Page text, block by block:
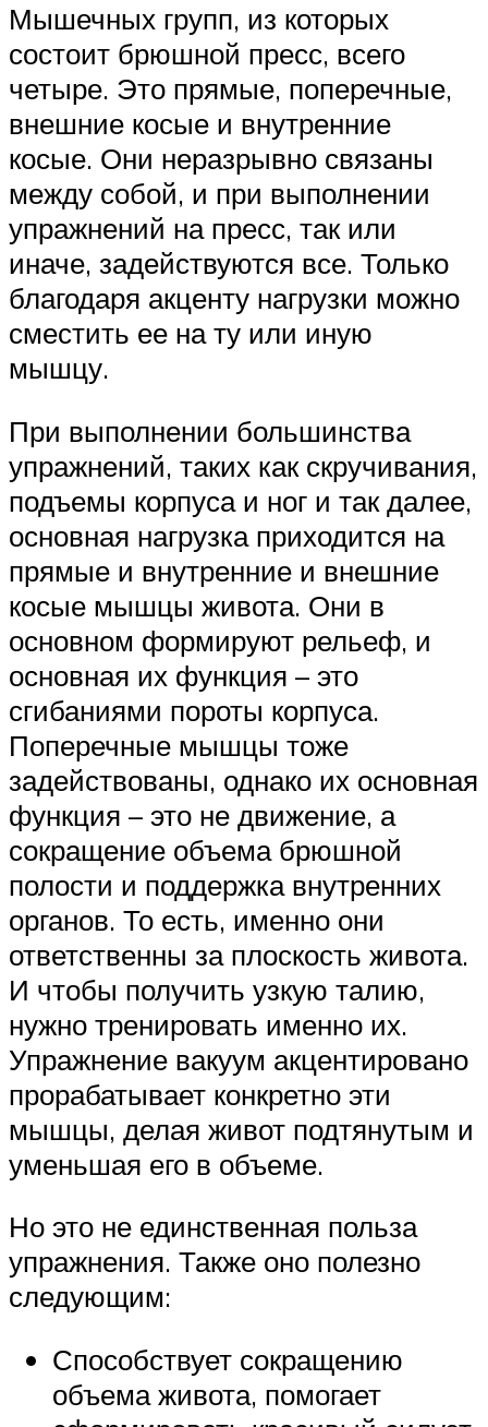
Мышечных групп, из которых
состоит брюшной пресс, всего
четыре. Это прямые, поперечные,
внешние косые и внутренние
косые. Они неразрывно связаны
между собой, и при выполнении
упражнений на пресс, так или
иначе, задействуются все. Только
благодаря акценту нагрузки можно
сместить ее на ту или иную
мышцу.
При выполнении большинства
упражнений, таких как скручивания,
подъемы корпуса и ног и так далее,
основная нагрузка приходится на
прямые и внутренние и внешние
косые мышцы живота. Они в
основном формируют рельеф, и
основная их функция – это
сгибаниями пороты корпуса.
Поперечные мышцы тоже
задействованы, однако их основная
функция – это не движение, а
сокращение объема брюшной
полости и поддержка внутренних
органов. То есть, именно они
ответственны за плоскость живота.
И чтобы получить узкую талию,
нужно тренировать именно их.
Упражнение вакуум акцентировано
прорабатывает конкретно эти
мышцы, делая живот подтянутым и
уменьшая его в объеме.
Но это не единственная польза
упражнения. Также оно полезно
следующим:
Способствует сокращению
объема живота, помогает